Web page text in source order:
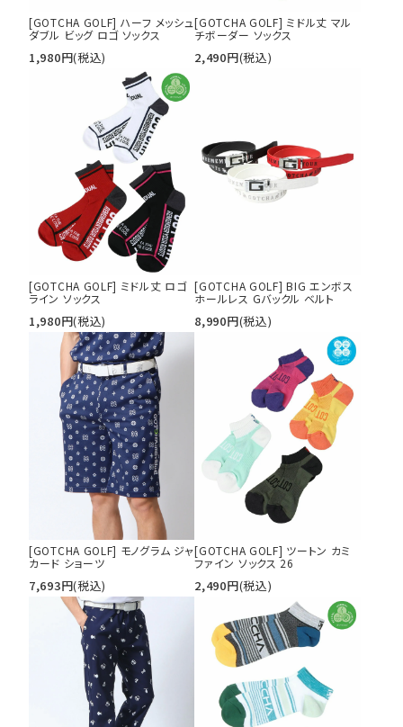
キーワードから探す
価格から探す
円 ～ 円
並び順
サイズ
S
XL
XXXL
29inc
32inc
34inc
38inc
40inc
カラー
tune 絞り込んで検索する
[GOTCHA GOLF] ハーフ メッシュ
ダブル ビッグ ロゴ ソックス
1,980円(税込)
[GOTCHA GOLF] ミドル丈 マル
チボーダー ソックス
2,490円(税込)
[GOTCHA GOLF] ミドル丈 ロゴ
ライン ソックス
1,980円(税込)
[GOTCHA GOLF] BIG エンボス
ホールレス Gバックル ベルト
8,990円(税込)
[GOTCHA GOLF] モノグラム ジャ
カード ショーツ
7,693円(税込)
[GOTCHA GOLF] ツートン カミ
ファイン ソックス 26
2,490円(税込)